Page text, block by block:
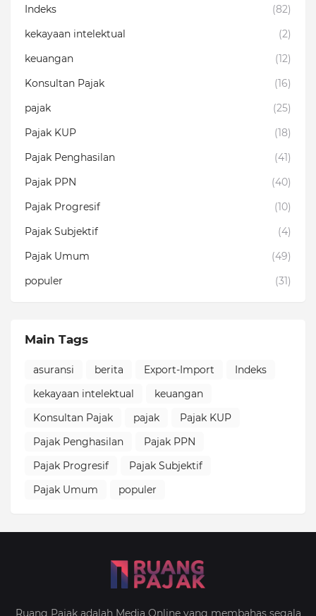
Indeks
(82)
kekayaan intelektual
(2)
keuangan
(12)
Konsultan Pajak
(16)
pajak
(25)
Pajak KUP
(18)
Pajak Penghasilan
(41)
Pajak PPN
(40)
Pajak Progresif
(10)
Pajak Subjektif
(4)
Pajak Umum
(49)
populer
(31)
Main Tags
asuransi berita Export-Import
Indeks
kekayaan intelektual
keuangan
Konsultan Pajak
pajak
Pajak KUP
Pajak Penghasilan
Pajak PPN
Pajak Progresif
Pajak Subjektif
Pajak Umum
populer
Ruang Pajak adalah Media Online yang membahas segala